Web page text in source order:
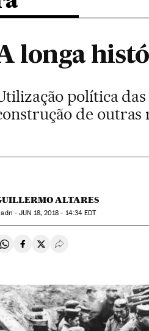
longa
política
de outras
ALTARES
-JUN 18, 2018 - 14:34 EDT
Compartir en Whatsapp
Compartir en Facebook
Compartir en Twitter
Desplegar Redes